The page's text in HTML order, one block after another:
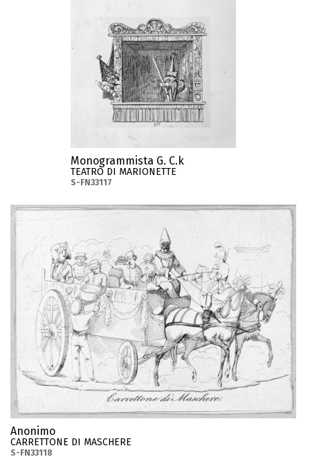
Monogrammista G. C.k
TEATRO DI MARIONETTE
S-FN33117
Anonimo
CARRETTONE DI MASCHERE
S-FN33118